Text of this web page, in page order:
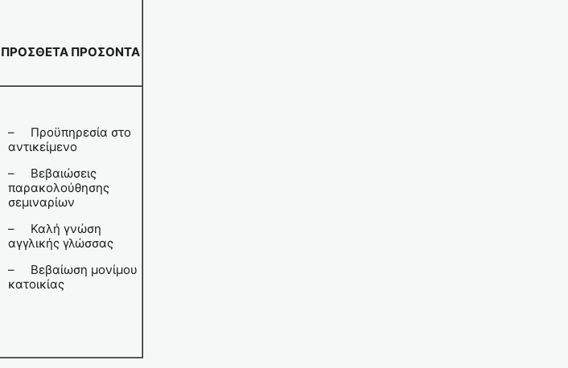
ΠΡΟΣΘΕΤΑ ΠΡΟΣΟΝΤΑ
– Προϋπηρεσία στο
αντικείμενο
– Βεβαιώσεις
παρακολούθησης
σεμιναρίων
– Καλή γνώση
αγγλικής γλώσσας
– Βεβαίωση μονίμου
κατοικίας